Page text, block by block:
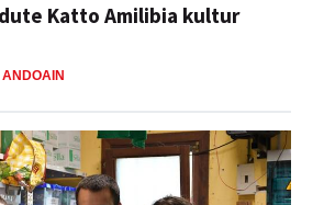
Katto Amilibia kultur
ANDOAIN